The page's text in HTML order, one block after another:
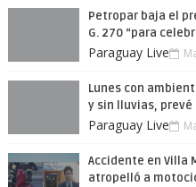
Petropar baja el
G. 270 “para
Paraguay Live
Lunes con
y sin lluvias,
Paraguay Live
Accidente en Villa
atropelló a